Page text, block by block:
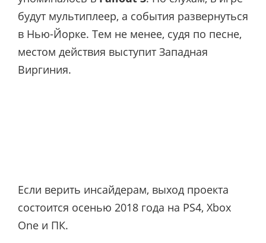
будут мультиплеер, а события развернуться
в Нью-Йорке. Тем не менее, судя по песне,
местом действия выступит Западная
Виргиния.
Если верить инсайдерам, выход проекта
состоится осенью 2018 года на PS4, Xbox
One и ПК.